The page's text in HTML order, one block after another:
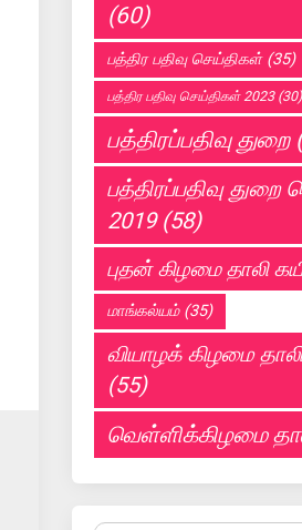
(60)
பத்திர பதிவு செய்திகள்(35)
பத்திர பதிவு செய்திகள் 2023(30)
பத்திரப்பதிவு துறை
பத்திரப்பதிவு துறை
2019(58)
புதன் கிழமை தாலி
மாங்கல்யம்(35)
வியாழக் கிழமை
(55)
வெள்ளிக்கிழமை